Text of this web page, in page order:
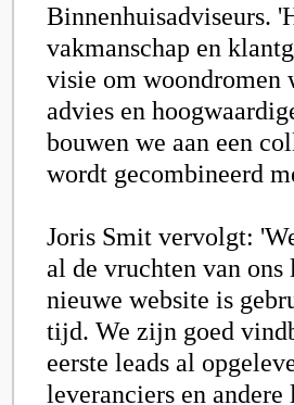
Binnenhuisadviseurs.
vakmanschap en
visie om woondromen
advies en
bouwen we aan een
wordt gecombineerd
Joris Smit vervolgt:
al de vruchten van
nieuwe website is
tijd. We zijn goed
eerste leads al
leveranciers en